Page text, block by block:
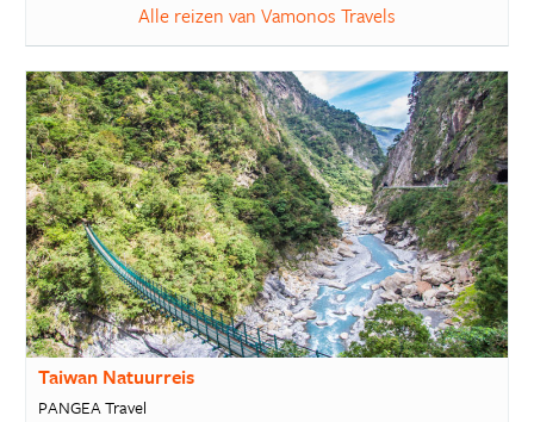
Alle reizen van Vamonos Travels
Taiwan Natuurreis
PANGEA Travel